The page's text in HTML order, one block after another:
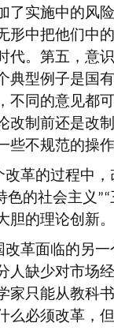
了实施中的风
形中把他们中
代。第五，意
典型例子是国
不同的意见都
改制前还是改
些不规范的操
改革的过程中
色的社会主义 ”“
胆的理论创新。
改革面临的另
人缺少对市场
家只能从教科
么必须改革，